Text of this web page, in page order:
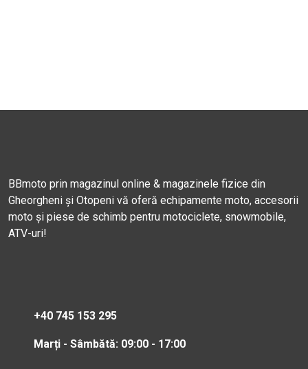
BBmoto prin magazinul online & magazinele fizice din
Gheorgheni și Otopeni vă oferă echipamente moto, accesorii
moto și piese de schimb pentru motociclete, snowmobile,
ATV-uri!
+40 745 153 295
Marți - Sâmbătă: 09:00 - 17:00